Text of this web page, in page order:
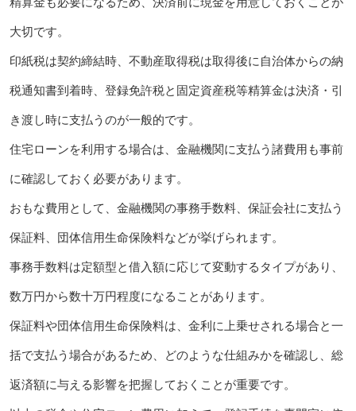
大切です。
印紙税は契約締結時、不動産取得税は取得後に自治体からの納
税通知書到着時、登録免許税と固定資産税等精算金は決済・引
き渡し時に支払うのが一般的です。
住宅ローンを利用する場合は、金融機関に支払う諸費用も事前
に確認しておく必要があります。
おもな費用として、金融機関の事務手数料、保証会社に支払う
保証料、団体信用生命保険料などが挙げられます。
事務手数料は定額型と借入額に応じて変動するタイプがあり、
数万円から数十万円程度になることがあります。
保証料や団体信用生命保険料は、金利に上乗せされる場合と一
括で支払う場合があるため、どのような仕組みかを確認し、総
返済額に与える影響を把握しておくことが重要です。